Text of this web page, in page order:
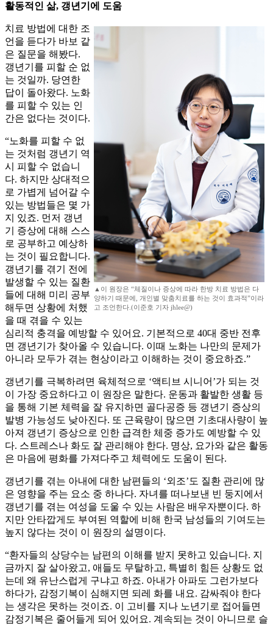
활동적인 삶, 갱년기에 도움
▲이 원장은 “체질이나 증상에 따라 한방 치료 방법은 다
양하기 때문에, 개인별 맞춤치료를 하는 것이 효과적”이라
고 조언한다.(이준호 기자 jhlee@)
치료 방법에 대한 조
언을 듣다가 바보 같
은 질문을 해봤다.
갱년기를 피할 순 없
는 것일까. 당연한
답이 돌아왔다. 노화
를 피할 수 있는 인
간은 없다는 것이다.
“노화를 피할 수 없
는 것처럼 갱년기 역
시 피할 수 없습니
다. 하지만 상대적으
로 가볍게 넘어갈 수
있는 방법들은 몇 가
지 있죠. 먼저 갱년
기 증상에 대해 스스
로 공부하고 예상하
는 것이 필요합니다.
갱년기를 겪기 전에
발생할 수 있는 질환
들에 대해 미리 공부
해두면 상황에 처했
을 때 겪을 수 있는
심리적 충격을 예방할 수 있어요. 기본적으로 40대 중반 전후
면 갱년기가 찾아올 수 있습니다. 이때 노화는 나만의 문제가
아니라 모두가 겪는 현상이라고 이해하는 것이 중요하죠.”
갱년기를 극복하려면 육체적으로 ‘액티브 시니어’가 되는 것
이 가장 중요하다고 이 원장은 말한다. 운동과 활발한 생활 등
을 통해 기본 체력을 잘 유지하면 골다공증 등 갱년기 증상의
발병 가능성도 낮아진다. 또 근육량이 많으면 기초대사량이 높
아져 갱년기 증상으로 인한 급격한 체중 증가도 예방할 수 있
다. 스트레스나 화도 잘 관리해야 한다. 명상, 요가와 같은 활동
은 마음에 평화를 가져다주고 체력에도 도움이 된다.
갱년기를 겪는 아내에 대한 남편들의 ‘외조’도 질환 관리에 많
은 영향을 주는 요소 중 하나다. 자녀를 떠나보낸 빈 둥지에서
갱년기를 겪는 여성을 도울 수 있는 사람은 배우자뿐이다. 하
지만 안타깝게도 부여된 역할에 비해 한국 남성들의 기여도는
높지 않다는 것이 이 원장의 설명이다.
“환자들의 상당수는 남편의 이해를 받지 못하고 있습니다. 지
금까지 잘 살아왔고, 애들도 무탈하고, 특별히 힘든 상황도 없
는데 왜 유난스럽게 구냐고 하죠. 아내가 아파도 그런가보다
하다가, 감정기복이 심해지면 되레 화를 내요. 감싸줘야 한다
는 생각은 못하는 것이죠. 이 고비를 지나 노년기로 접어들면
감정기복은 줄어들게 되어 있어요. 계속되는 것이 아니므로 슬